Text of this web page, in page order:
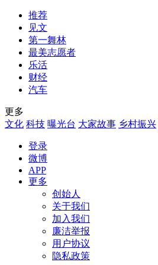
推荐
见文
第一舞林
最美志愿者
乐活
财经
汽车
更多
文化 科技 曝光台 大家故事 乡村振兴
登录
微博
APP
更多
创始人
关于我们
加入我们
廉洁举报
用户协议
隐私政策